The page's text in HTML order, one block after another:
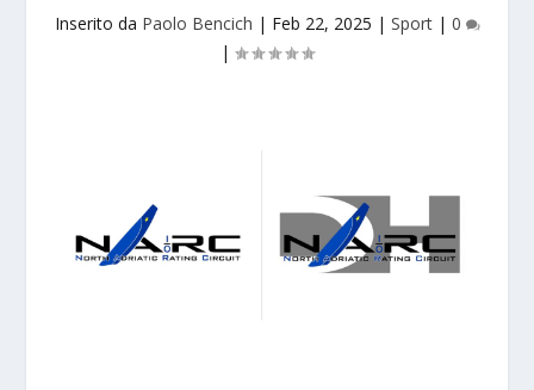
Inserito da Paolo Bencich | Feb 22, 2025 | Sport| 0
|